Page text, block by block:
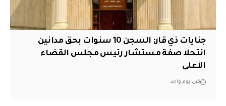
جنايات ذي قار: السجن 10 سنوات بحق مدانين
انتحلا صفة مستشار رئيس مجلس القضاء
الأعلى
قبل يوم واحد